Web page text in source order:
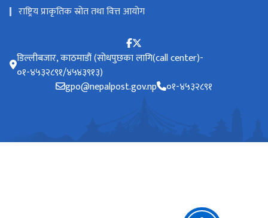
राष्ट्रिय प्राकृतिक स्रोत तथा वित्त आयोग
डिल्लीबजार, काठमाडौं (सोधपुछका लागि(call center)-
०१-४५३२८९१/४५४३९१३)
gpo@nepalpost.gov.np
०१-४५३२८९१